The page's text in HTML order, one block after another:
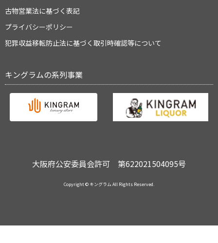
古物営業法に基づく表記
プライバシーポリシー
犯罪収益移転防止法に基づく取引時確認等について
キングラムの系列事業
大阪府公安委員会許可 第622021504095号
Copyright © キングラム All Rights Reserved.